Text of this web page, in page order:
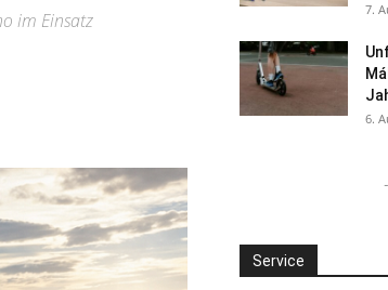
im Einsatz 7.
6.
Service